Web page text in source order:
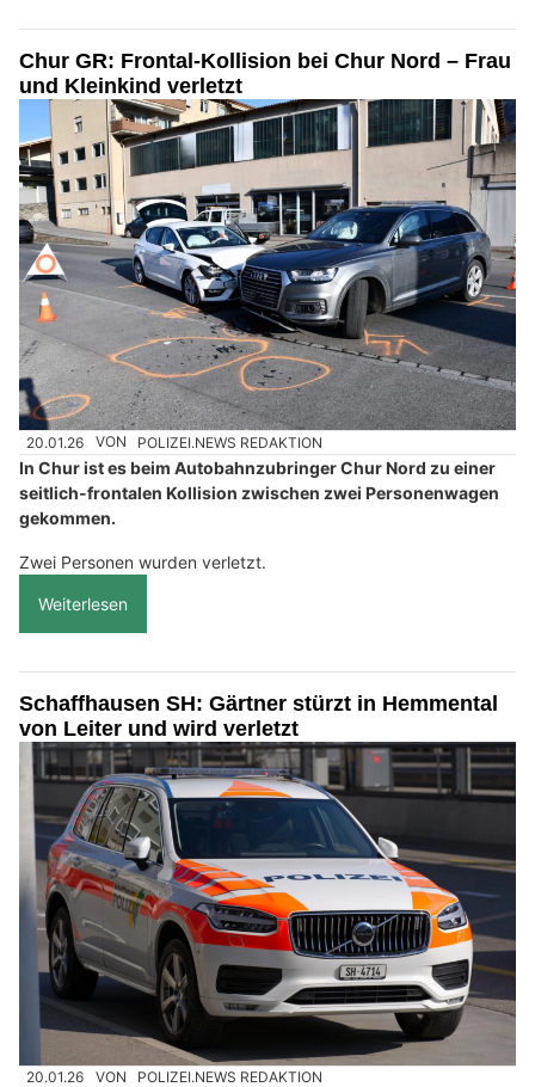
Chur GR: Frontal-Kollision bei Chur Nord – Frau
und Kleinkind verletzt
20.01.26 VON POLIZEI.NEWS REDAKTION
In Chur ist es beim Autobahnzubringer Chur Nord zu einer
seitlich-frontalen Kollision zwischen zwei Personenwagen
gekommen.
Zwei Personen wurden verletzt.
Weiterlesen
Schaffhausen SH: Gärtner stürzt in Hemmental
von Leiter und wird verletzt
20.01.26 VON POLIZEI.NEWS REDAKTION